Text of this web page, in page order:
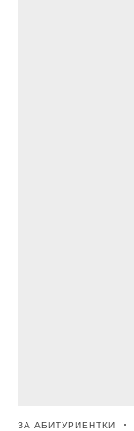
ЗА АБИТУРИЕНТКИ